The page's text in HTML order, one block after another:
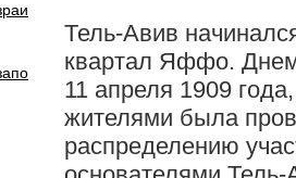
Тель-Авив
квартал Яффо. Днем
11 апреля 1909
жителями была
распределению